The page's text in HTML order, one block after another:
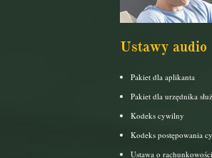
Ustawy audio
Pakiet dla aplikanta
Pakiet dla urzędnika
Kodeks cywilny
Kodeks postępowania
Ustawa o rachunkowości